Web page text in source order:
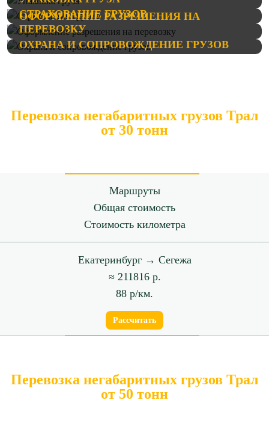
СТРАХОВАНИЕ ГРУЗОВ
ОФОРМЛЕНИЕ РАЗРЕШЕНИЯ НА
ПЕРЕВОЗКУ
ОХРАНА И СОПРОВОЖДЕНИЕ ГРУЗОВ
Перевозка негабаритных грузов Трал
от 30 тонн
Маршруты
Общая стоимость
Стоимость километра
Екатеринбург → Сегежа
≈ 211816 р.
88 р/км.
Рассчитать
Перевозка негабаритных грузов Трал
от 50 тонн